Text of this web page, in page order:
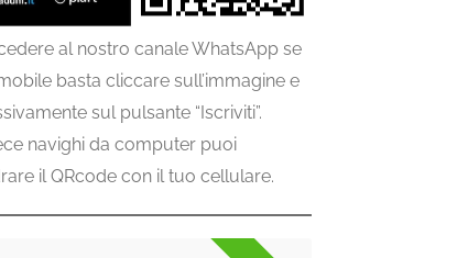
al nostro canale WhatsApp se
basta cliccare sull’immagine e
sul pulsante “Iscriviti”.
navighi da computer puoi
il QRcode con il tuo cellulare.